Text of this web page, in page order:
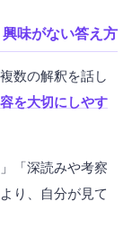
味がない答え方
数の解釈を話し
を大切にしやす
「深読みや考察
り、自分が見て